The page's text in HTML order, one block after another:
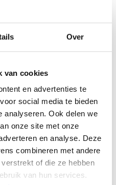
Over
van cookies
en advertenties te
social media te bieden
analyseren. Ook delen we
onze site met onze
en analyse. Deze
combineren met andere
of die ze hebben
van hun services.
vandaag verzonden